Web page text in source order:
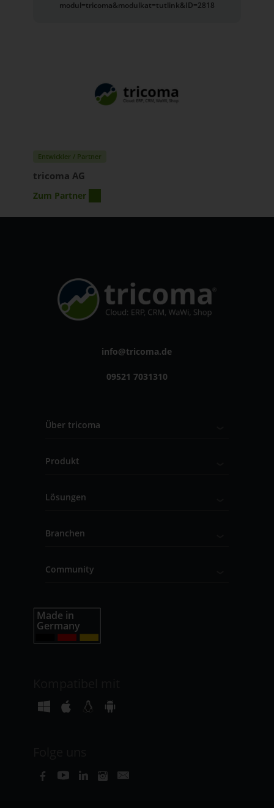
modul=tricoma&modulkat=tutlink&ID=2818
Entwickler / Partner
tricoma AG
Zum Partner
info@tricoma.de
09521 7031310
Über tricoma
Produkt
Lösungen
Branchen
Community